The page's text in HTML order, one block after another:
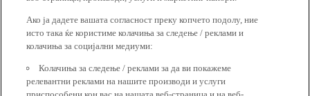
Ако ја дадете вашата согласност преку копчето подолу, ние
исто така ќе користиме колачиња за следење / реклами и
колачиња за социјални медиуми:
Колачиња за следење / реклами за да ви покажеме
релевантни реклами на нашите производи и услуги